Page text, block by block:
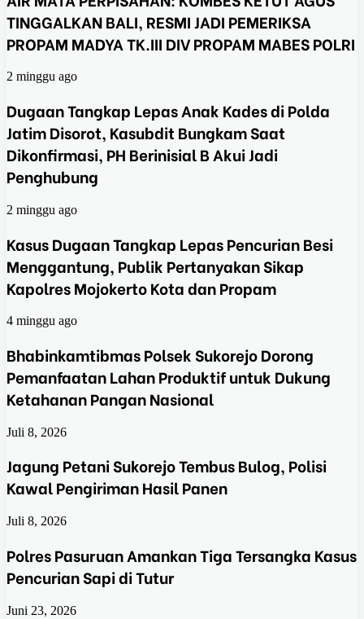
TINGGALKAN BALI, RESMI JADI PEMERIKSA
PROPAM MADYA TK.III DIV PROPAM MABES POLRI
2 minggu ago
Dugaan Tangkap Lepas Anak Kades di Polda
Jatim Disorot, Kasubdit Bungkam Saat
Dikonfirmasi, PH Berinisial B Akui Jadi
Penghubung
2 minggu ago
Kasus Dugaan Tangkap Lepas Pencurian Besi
Menggantung, Publik Pertanyakan Sikap
Kapolres Mojokerto Kota dan Propam
4 minggu ago
Bhabinkamtibmas Polsek Sukorejo Dorong
Pemanfaatan Lahan Produktif untuk Dukung
Ketahanan Pangan Nasional
Juli 8, 2026
Jagung Petani Sukorejo Tembus Bulog, Polisi
Kawal Pengiriman Hasil Panen
Juli 8, 2026
Polres Pasuruan Amankan Tiga Tersangka Kasus
Pencurian Sapi di Tutur
Juni 23, 2026